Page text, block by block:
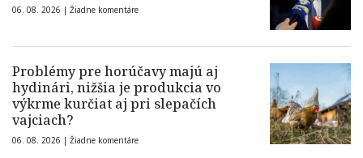
06. 08. 2026 | Žiadne komentáre
Problémy pre horúčavy majú aj
hydinári, nižšia je produkcia vo
výkrme kurčiat aj pri slepačích
vajciach?
06. 08. 2026 | Žiadne komentáre